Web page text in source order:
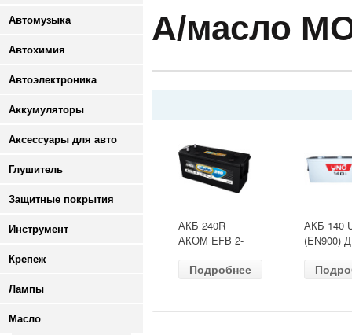
Автомузыка
Автохимия
Автоэлектроника
Аккумуляторы
Аксессуары для авто
Глушитель
Защитные покрытия
Инструмент
Крепеж
Лампы
Масло
А/масло
АКБ 240R
АКОМ EFB 2-
(EN1500) ДШВ
Подробнее
АКБ 140
(EN900)
залит